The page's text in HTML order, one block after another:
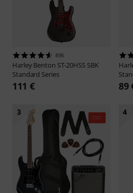
896
Harley Benton ST-20HSS SBK
Standard Series
111 € 89
3 4